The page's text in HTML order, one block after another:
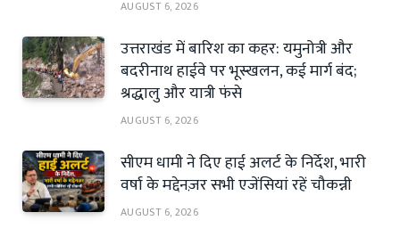
AUGUST 6, 2026
उत्तराखंड में बारिश का कहर: यमुनोत्री और
बदरीनाथ हाईवे पर भूस्खलन, कई मार्ग बंद;
श्रद्धालु और यात्री फंसे
AUGUST 6, 2026
सीएम धामी ने दिए हाई अलर्ट के निर्देश, भारी
वर्षा के मद्देनज़र सभी एजेंसियां रहें चौकन्नी
AUGUST 6, 2026